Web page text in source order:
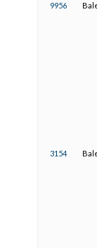
9956
3154